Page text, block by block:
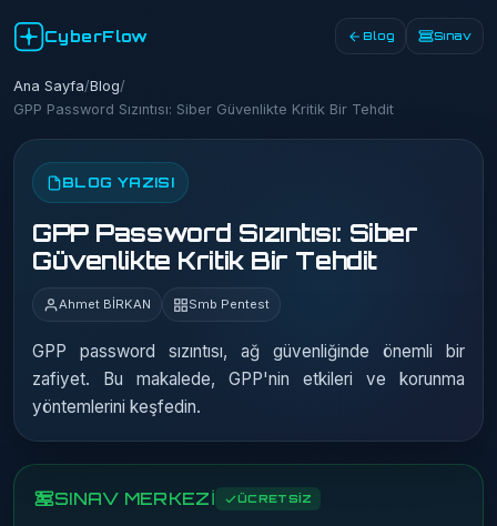
CyberFlow Blog Sınav
Ana Sayfa/Blog/
GPP Password Sızıntısı: Siber Güvenlikte Kritik Bir Tehdit
BLOG YAZISI
GPP Password Sızıntısı: Siber
Güvenlikte Kritik Bir Tehdit
Ahmet BİRKAN Smb Pentest
GPP password sızıntısı, ağ güvenliğinde önemli bir
zafiyet. Bu makalede, GPP'nin etkileri ve korunma
yöntemlerini keşfedin.
SINAV MERKEZİ ÜCRETSİZ